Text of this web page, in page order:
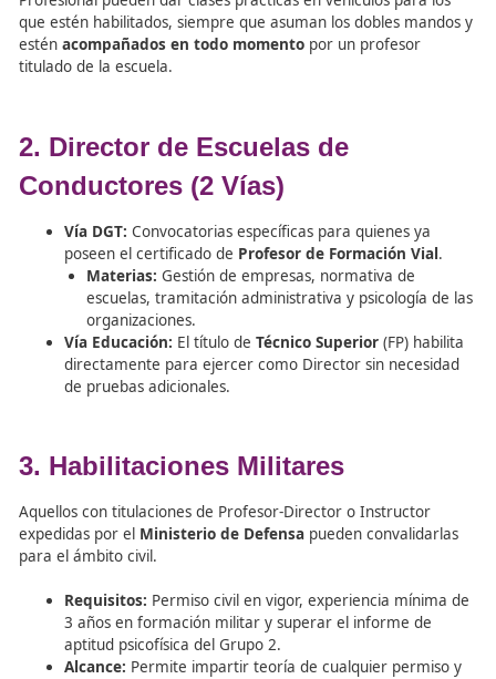
Fases:Una parte teórica (normativa,
mecánica, etc.) y una parte práctica (clases de
conducción).
director, formador de mercancías peligrosas o
Vía Empleo (Certificado Profesional – Grado C):
certificado de 820 horas enfocado en la
técnicas de conducción y didáctica.
Profesores en prácticas:Los alumnos de FP o
Profesional pueden dar clases prácticas en vehículos
que estén habilitados, siempre que asuman los dobles
esténacompañados en todo momento
2. Director de Escuelas de
Conductores (2 Vías)
Vía DGT: Convocatorias específicas para quienes
poseen el certificado deProfesor de Formación
Materias:Gestión de empresas, normativa de